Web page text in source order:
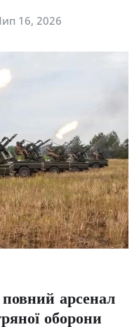
16, 2026
арсенал
оборони